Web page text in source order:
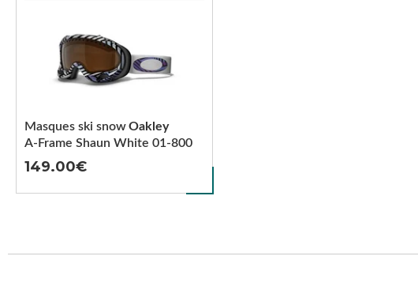
A-Frame Shaun White 01-800
Masques ski snowOakley
149.00